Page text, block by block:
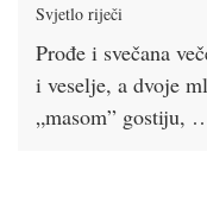
Svjetlo riječi
Prođe i svečana
i veselje, a dvoje
„masom” gostiju,